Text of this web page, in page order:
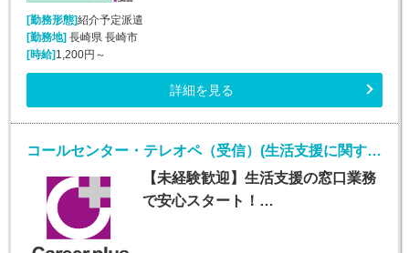
[勤務形態]紹介予定派遣
[勤務地] 長崎県 長崎市
[時給] 1,200円～
詳細を見る
コールセンター・テレオペ（受信）(生活支援に関する問合せ窓口/平日のみ)
【未経験歓迎】生活支援の窓口業務
で安心スタート！…